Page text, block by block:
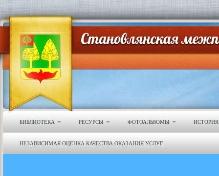
БИБЛИОТЕКА РЕСУРСЫ ФОТОАЛЬБОМЫ
НЕЗАВИСИМАЯ ОЦЕНКА КАЧЕСТВА ОКАЗАНИЯ УСЛУГ